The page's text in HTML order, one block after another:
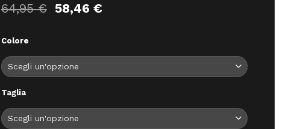
64,95€ Il
prezzo
64,95 €.
58,46 €Il
58,46 €.
Colore
Taglia